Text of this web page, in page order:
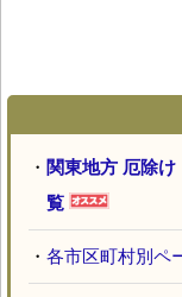
・ 関東地方 厄除
覧
・ 各市区町村別ペ